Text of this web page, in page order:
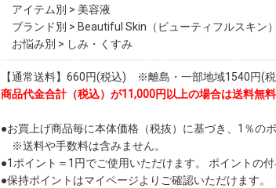
アイテム別 > 美容液
ブランド別 > Beautiful Skin（ビューティフルスキン
お悩み別 > しみ・くすみ
【通常送料】660円(税込) ※離島・一部地域1540円(
商品代金合計（税込）が11,000円以上の場合は送料無
●お買上げ商品毎に本体価格（税抜）に基づき、1％の
※送料や手数料は含みません。
●1ポイント＝1円でご使用いただけます。 ポイントの
●保持ポイントはマイページよりご確認いただけます。